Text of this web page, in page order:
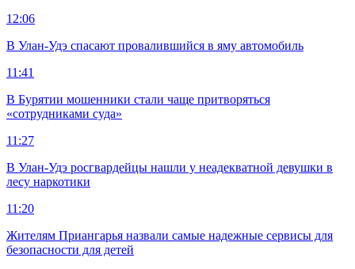
12:06
В Улан-Удэ спасают провалившийся в яму автомобиль
11:41
В Бурятии мошенники стали чаще притворяться
«сотрудниками суда»
11:27
В Улан-Удэ росгвардейцы нашли у неадекватной девушки в
лесу наркотики
11:20
Жителям Приангарья назвали самые надежные сервисы для
безопасности для детей